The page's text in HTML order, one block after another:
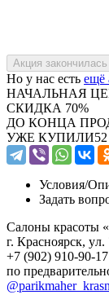
Но у нас есть ещё
НАЧАЛЬНАЯ
СКИДКА 70%
ДО КОНЦА
УЖЕ КУПИЛИ
Условия/
Задать
Салоны красоты
г. Красноярск,
+7 (902) 910-90-17
по